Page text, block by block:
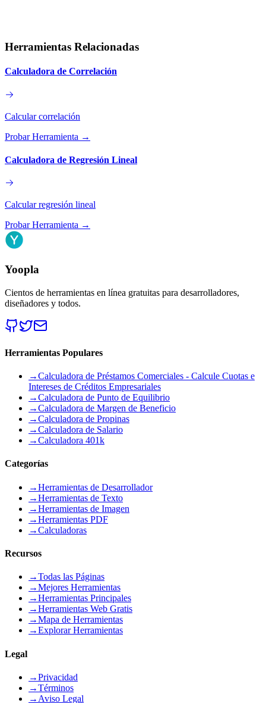
Herramientas Relacionadas
Calculadora de Correlación
Calcular correlación
Probar Herramienta →
Calculadora de Regresión Lineal
Calcular regresión lineal
Probar Herramienta →
Yoopla
Cientos de herramientas en línea gratuitas para desarrolladores,
diseñadores y todos.
Herramientas Populares
→Calculadora de Préstamos Comerciales - Calcule Cuotas e
Intereses de Créditos Empresariales
→Calculadora de Punto de Equilibrio
→Calculadora de Margen de Beneficio
→Calculadora de Propinas
→Calculadora de Salario
→Calculadora 401k
Categorías
→Herramientas de Desarrollador
→Herramientas de Texto
→Herramientas de Imagen
→Herramientas PDF
→Calculadoras
Recursos
→Todas las Páginas
→Mejores Herramientas
→Herramientas Principales
→Herramientas Web Gratis
→Mapa de Herramientas
→Explorar Herramientas
Legal
→Privacidad
→Términos
→ Aviso Legal